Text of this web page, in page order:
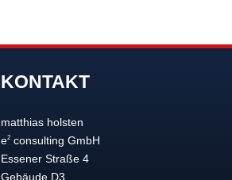
KONTAKT
matthias holsten
e2 consulting GmbH
Essener Straße 4
Gebäude D3